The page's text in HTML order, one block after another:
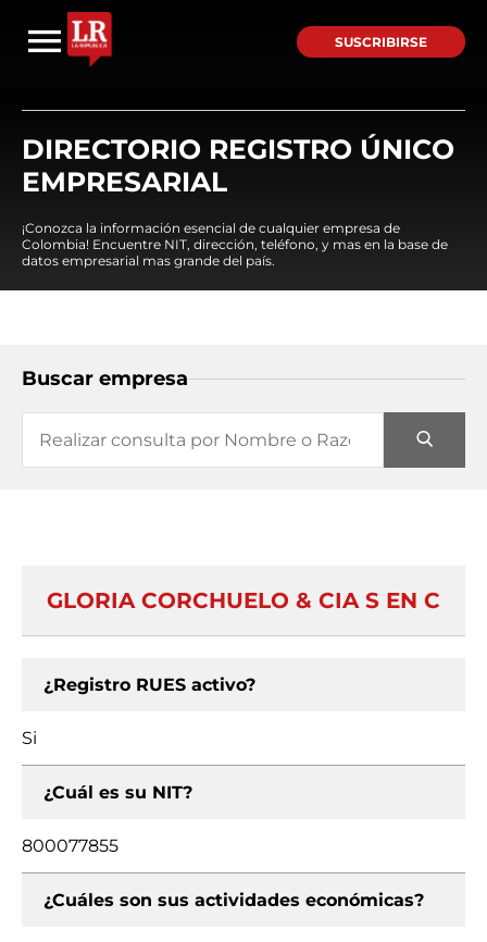
SUSCRIBIRSE
DIRECTORIO REGISTRO ÚNICO
EMPRESARIAL
¡Conozca la información esencial de cualquier empresa de
Colombia! Encuentre NIT, dirección, teléfono, y mas en la base de
datos empresarial mas grande del país.
Buscar empresa
GLORIA CORCHUELO & CIA S EN C
¿Registro RUES activo?
Si
¿Cuál es su NIT?
800077855
¿Cuáles son sus actividades económicas?